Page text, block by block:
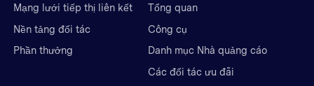
Mạng lưới tiếp thị liên kết
Nền tảng đối tác
Phần thưởng
Tổng quan
Công cụ
Danh mục Nhà quảng cáo
Các đối tác ưu đãi